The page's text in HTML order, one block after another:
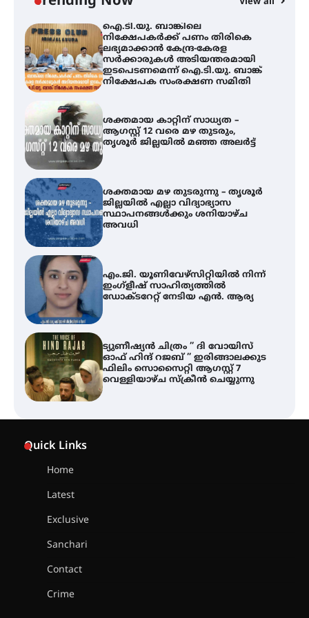
നിക്ഷേപക സംരക്ഷണ സമിതി
ശക്തമായ കാറ്റിന് സാധ്യത –
ആഗസ്റ്റ് 12 വരെ മഴ തുടരും,
തൃശൂർ ജില്ലയിൽ മഞ്ഞ അലർട്ട്
ശക്തമായ മഴ തുടരുന്നു – തൃശൂർ
ജില്ലയിൽ എല്ലാ വിദ്യാഭ്യാസ
സ്ഥാപനങ്ങൾക്കും ശനിയാഴ്ച
അവധി
എം.ജി. യൂണിവേഴ്‌സിറ്റിയിൽ നിന്ന്
ഇംഗ്ളീഷ് സാഹിത്യത്തിൽ
ഡോക്ടറേറ്റ് നേടിയ എൻ. ആര്യ
ട്യുണീഷ്യൻ ചിത്രം ” ദി വോയിസ്
ഓഫ് ഹിന്ദ് റജബ് ” ഇരിങ്ങാലക്കുട
ഫിലിം സൊസൈറ്റി ആഗസ്റ്റ് 7
വെള്ളിയാഴ്ച സ്‌ക്രീൻ ചെയ്യുന്നു
തിരനോട്ടം ‘അരങ്ങ് 2026’ ഉണർന്നു
Quick Links
Home
Latest
Exclusive
Sanchari
Contact
Crime